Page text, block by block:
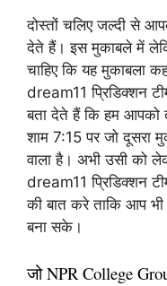
दोस्तों चलिए जल्दी से
देते हैं। इस मुकाबले में
चाहिए कि यह मुकाबला
dream11 प्रिडिक्शन
बता देते हैं कि हम आपको
शाम 7:15 पर जो दूसरा
वाला है। अभी उसी को
dream11 प्रिडिक्शन
की बात करे ताकि आप
बना सके।
जो NPR College